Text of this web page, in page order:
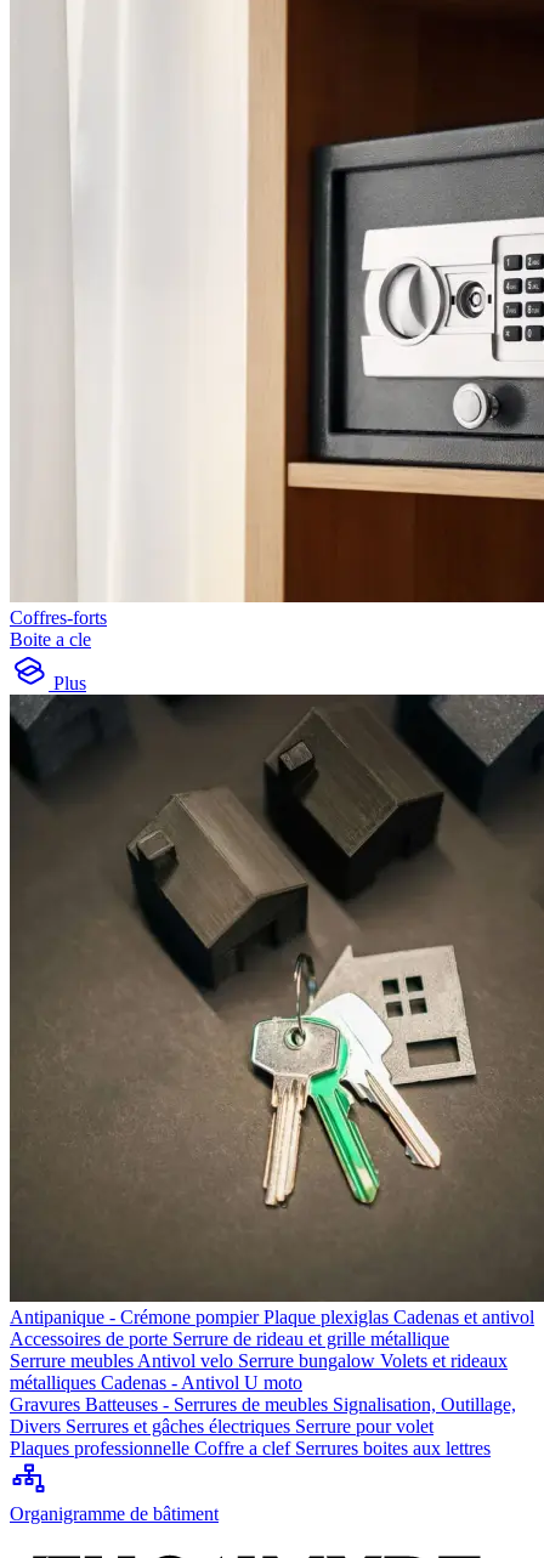
Coffres-forts
Boite a cle
Plus
Antipanique - Crémone pompierPlaque plexiglas Cadenas et antivol
Accessoires de porte Serrure de rideau et grille métallique
Serrure meubles Antivol velo Serrure bungalow Volets et rideaux
métalliques Cadenas - Antivol U moto
Gravures Batteuses - Serrures de meubles Signalisation, Outillage,
Divers Serrures et gâches électriques Serrure pour volet
Plaques professionnelle Coffre a clef Serrures boites aux lettres
Organigramme de bâtiment